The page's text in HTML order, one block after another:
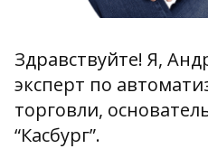
Здравствуйте! Я,
эксперт по
торговли,
“Касбург”.